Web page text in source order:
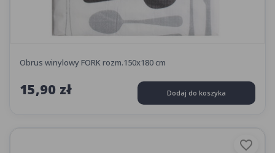
Obrus winylowy FORK rozm.150x180 cm
15,90 zł Dodaj do koszyka
favorite_border